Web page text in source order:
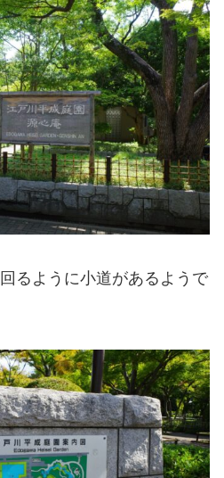
るように小道があるようで